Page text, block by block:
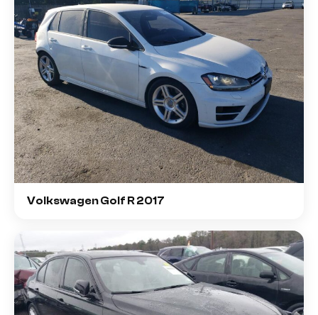
Volkswagen Golf R 2017